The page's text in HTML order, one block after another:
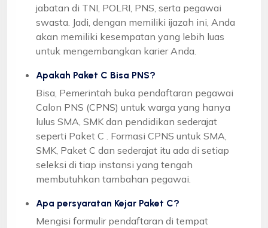
jabatan di TNI, POLRI, PNS, serta pegawai
swasta. Jadi, dengan memiliki ijazah ini, Anda
akan memiliki kesempatan yang lebih luas
untuk mengembangkan karier Anda.
Apakah Paket C Bisa PNS?
Bisa, Pemerintah buka pendaftaran pegawai
Calon PNS (CPNS) untuk warga yang hanya
lulus SMA, SMK dan pendidikan sederajat
seperti Paket C . Formasi CPNS untuk SMA,
SMK, Paket C dan sederajat itu ada di setiap
seleksi di tiap instansi yang tengah
membutuhkan tambahan pegawai.
Apa persyaratan Kejar Paket C?
Mengisi formulir pendaftaran di tempat